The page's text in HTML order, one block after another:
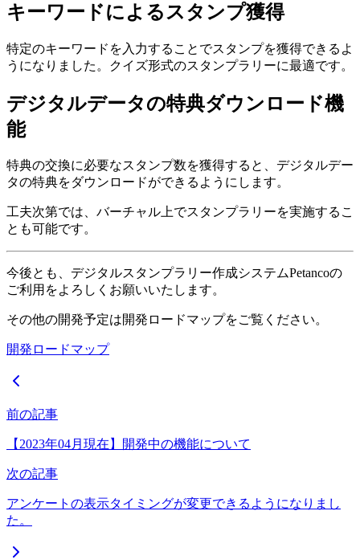
キーワードによるスタンプ獲得
特定のキーワードを入力することでスタンプを獲得できるよ
うになりました。クイズ形式のスタンプラリーに最適です。
デジタルデータの特典ダウンロード機
能
特典の交換に必要なスタンプ数を獲得すると、デジタルデー
タの特典をダウンロードができるようにします。
工夫次第では、バーチャル上でスタンプラリーを実施するこ
とも可能です。
今後とも、デジタルスタンプラリー作成システムPetancoの
ご利用をよろしくお願いいたします。
その他の開発予定は開発ロードマップをご覧ください。
開発ロードマップ
前の記事
【2023年04月現在】開発中の機能について
次の記事
アンケートの表示タイミングが変更できるようになりまし
た。